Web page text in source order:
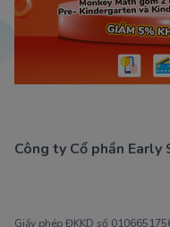
Công ty Cổ phần Early
Giấy phép ĐKKD số